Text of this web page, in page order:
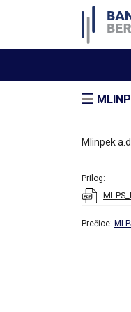
Mlinpek
Prilog:
Prečice: